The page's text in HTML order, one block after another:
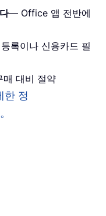
— Office 앱 전반에
록이나 신용카드 필
대비 절약
한 정